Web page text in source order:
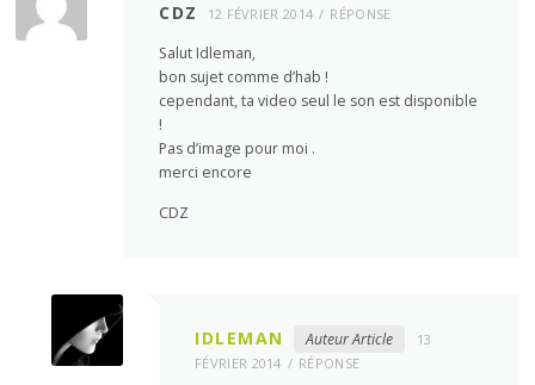
CDZ 12 FÉVRIER 2014 RÉPONSE
Salut Idleman,
bon sujet comme d’hab !
cependant, ta video seul le son est disponible
!
Pas d’image pour moi .
merci encore
CDZ
IDLEMAN Auteur Article
13
FÉVRIER 2014
RÉPONSE